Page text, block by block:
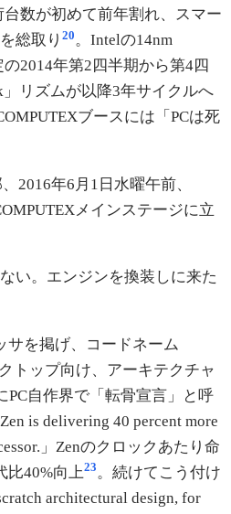
台数が初めて前年割れ、スマー
総取り 20。Intelの14nm
2014年第2四半期から第4四
リズムが以降3年サイクルへ
ブースには「PCは死
2016年6月1日水曜午前、
メインステージに立
い。エンジンを換装しに来た
サを掲げ、コードネーム
トップ向け、アーキテクチャ
PC自作界で「転骨宣言」と呼
is delivering 40 percent more
」Zenのクロックあたり命
比40%向上23。続けてこう付け
architectural design, for